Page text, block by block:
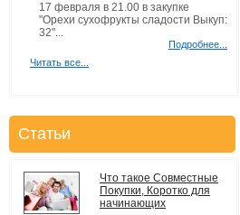
17 февраля в 21.00 в закупке
"Орехи сухофрукты сладости Выкуп:
32"...
Подробнее...
Читать все...
Статьи
Что такое Совместные
Покупки, Коротко для
начинающих